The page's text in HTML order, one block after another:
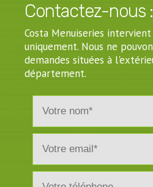
+
+
Contactez-nous :
Costa Menuiseries
uniquement. Nous ne
demandes situées à
département.